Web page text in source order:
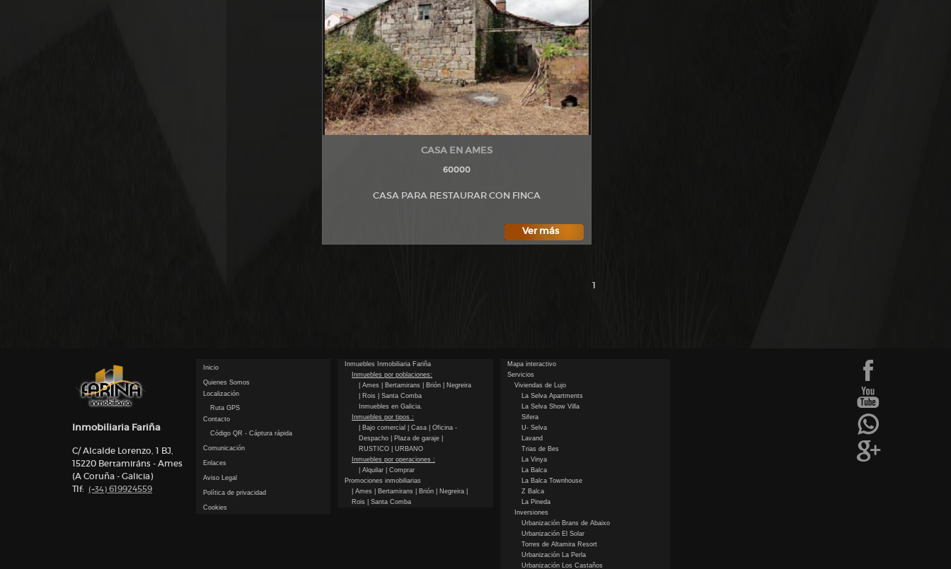
CASA EN AMES
60000
CASA PARA RESTAURAR CON FINCA
Ver más
1
Inmobiliaria Fariña
C/ Alcalde Lorenzo, 1 BJ,
15220 Bertamiráns - Ames
(A Coruña - Galicia)
Tlf: (+34) 619924559
Inicio
Quienes Somos
Localización
Ruta GPS
Contacto
Código QR - Cáptura rápida
Comunicación
Enlaces
Aviso Legal
Política de privacidad
Cookies
Inmuebles Inmobiliaria Fariña
Inmuebles por poblaciones:
| Ames
| Bertamirans | Brión
| Negreira
| Rois
| Santa Comba
Inmuebles en Galicia.
Inmuebles por tipos :
| Bajo comercial
| Casa
| Oficina -
Despacho
| Plaza de garaje
RUSTICO
| URBANO
Inmuebles por operaciones :
| Alquilar
| Comprar
Promociones inmobiliarias
| Ames
| Bertamirans | Brión | Negreira
Rois
| Santa Comba
Mapa interactivo
Servicios
Viviendas de Lujo
La Selva Apartments
La Selva Show Villa
Sifera
U- Selva
Lavand
Trias de Bes
La Vinya
La Balca
La Balca Townhouse
Z Balca
La Pineda
Inversiones
Urbanización Brans de Abaixo
Urbanización El Solar
Torres de Altamira Resort
Urbanización La Perla
Urbanización Los Castaños